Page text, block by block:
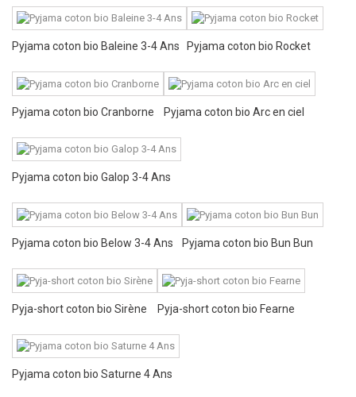
Pyjama coton bio Baleine 3-4 Ans Pyjama coton bio Rocket
Pyjama coton bio Cranborne Pyjama coton bio Arc en ciel
Pyjama coton bio Galop 3-4 Ans
Pyjama coton bio Below 3-4 Ans Pyjama coton bio Bun Bun
Pyja-short coton bio Sirène Pyja-short coton bio Fearne
Pyjama coton bio Saturne 4 Ans